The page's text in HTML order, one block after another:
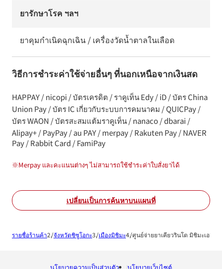
ยารักษาโรค ฯลฯ
ยาคุมกำเนิดฉุกเฉิน / เครื่องวัดน้ำตาลในเลือด
วิธีการชำระค่าใช้จ่ายอื่นๆ ที่นอกเหนือจากเงินสด
HAPPAY / nicopi / บัตรเครดิต / ราคูเท็น Edy / iD / บัตร China
Union Pay / บัตร IC เกี่ยวกับระบบการคมนาคม / QUICPay /
บัตร WAON / บัตรสะสมแต้มราคูเท็น / nanaco / dbarai /
Alipay+ / PayPay / au PAY / merpay / Rakuten Pay / NAVER
Pay / Rabbit Card / FamiPay
※Merpay และคะแนนต่างๆ ไม่สามารถใช้ชำระค่าใบสั่งยาได้
เปลี่ยนเป็นการค้นหาบนแผนที่
รายชื่อร้านค้า จังหวัดชิซูโอกะ เมืองมิชิมะ ศูนย์จ่ายยาเคียวรินโด มิชิมะเอกินัน